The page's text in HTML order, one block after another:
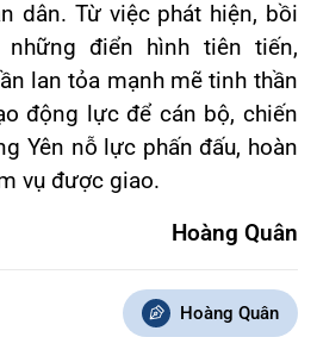
dân. Từ việc phát hiện, bồi
những điển hình tiên tiến,
lan tỏa mạnh mẽ tinh thần
động lực để cán bộ, chiến
Yên nỗ lực phấn đấu, hoàn
vụ được giao.
Hoàng Quân
Hoàng Quân